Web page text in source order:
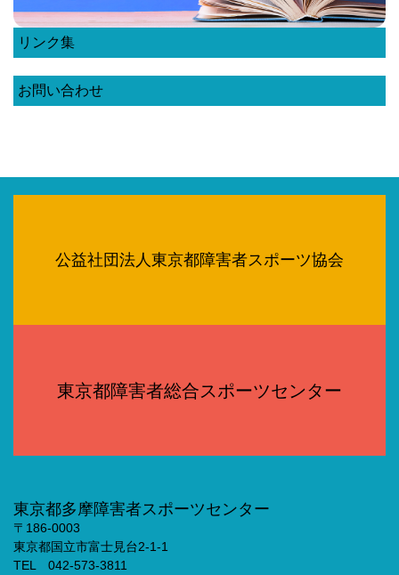
リンク集
お問い合わせ
公益社団法人東京都障害者スポーツ協会
東京都障害者総合スポーツセンター
東京都多摩障害者スポーツセンター
〒186-0003
東京都国立市富士見台2-1-1
TEL 042-573-3811